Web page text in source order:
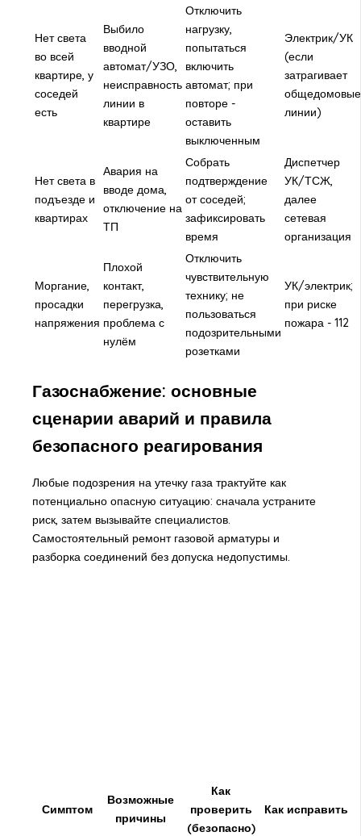
Нет света
во всей
квартире, у
соседей
есть
Выбило
вводной
автомат/УЗО,
неисправность
линии в
квартире
Отключить
нагрузку,
попытаться
включить
автомат; при
повторе -
оставить
выключенным
Электрик/УК
(если
затрагивает
общедомовые
линии)
Нет света в
подъезде и
квартирах
Авария на
вводе дома,
отключение на
ТП
Собрать
подтверждение
от соседей;
зафиксировать
время
Диспетчер
УК/ТСЖ,
далее
сетевая
организация
Моргание,
просадки
напряжения
Плохой
контакт,
перегрузка,
проблема с
нулём
Отключить
чувствительную
технику; не
пользоваться
подозрительными
розетками
УК/электрик;
при риске
пожара - 112
Газоснабжение: основные
сценарии аварий и правила
безопасного реагирования
Любые подозрения на утечку газа трактуйте как
потенциально опасную ситуацию: сначала устраните
риск, затем вызывайте специалистов.
Самостоятельный ремонт газовой арматуры и
разборка соединений без допуска недопустимы.
Симптом
Возможные
причины
Как
проверить
(безопасно)
Как исправить